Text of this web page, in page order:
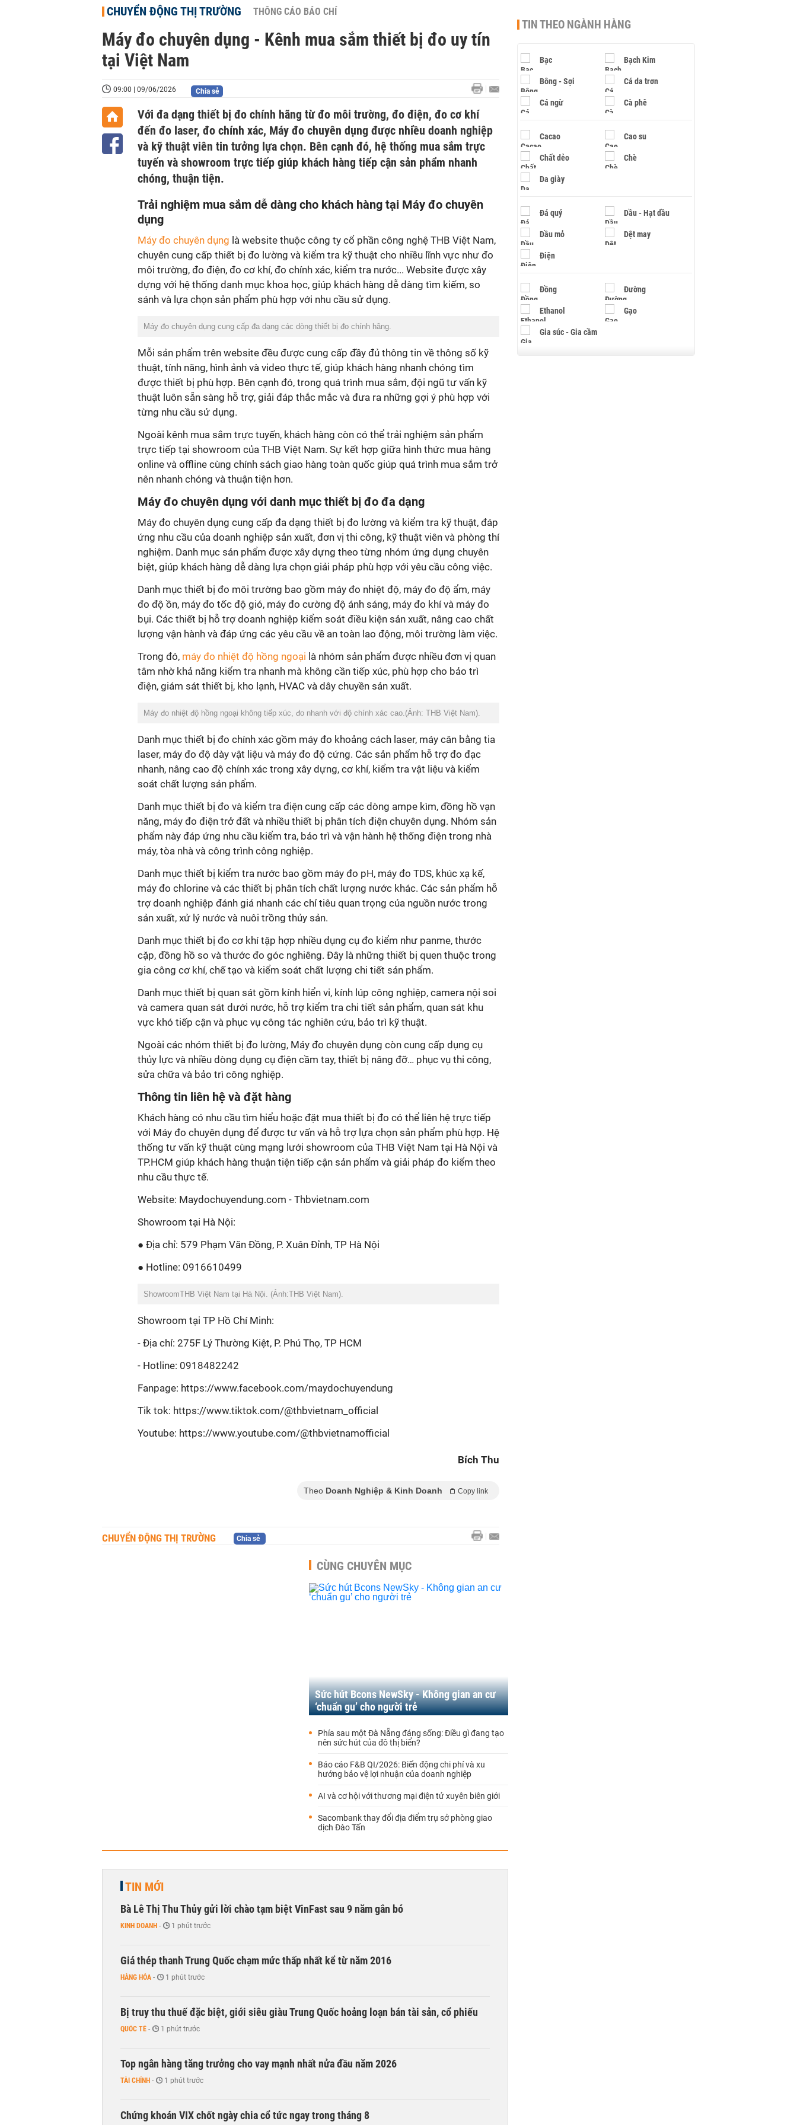
CHUYỂN ĐỘNG THỊ TRƯỜNG THÔNG CÁO BÁO CHÍ
Máy đo chuyên dụng - Kênh mua sắm thiết bị đo uy tín
tại Việt Nam
09:00 | 09/06/2026 Chia sẻ
Với đa dạng thiết bị đo chính hãng từ đo môi trường, đo điện, đo cơ khí
đến đo laser, đo chính xác, Máy đo chuyên dụng được nhiều doanh nghiệp
và kỹ thuật viên tin tưởng lựa chọn. Bên cạnh đó, hệ thống mua sắm trực
tuyến và showroom trực tiếp giúp khách hàng tiếp cận sản phẩm nhanh
chóng, thuận tiện.
Trải nghiệm mua sắm dễ dàng cho khách hàng tại Máy đo chuyên
dụng
Máy đo chuyên dụng là website thuộc công ty cổ phần công nghệ THB Việt Nam,
chuyên cung cấp thiết bị đo lường và kiểm tra kỹ thuật cho nhiều lĩnh vực như đo
môi trường, đo điện, đo cơ khí, đo chính xác, kiểm tra nước... Website được xây
dựng với hệ thống danh mục khoa học, giúp khách hàng dễ dàng tìm kiếm, so
sánh và lựa chọn sản phẩm phù hợp với nhu cầu sử dụng.
Máy đo chuyên dụng cung cấp đa dạng các dòng thiết bị đo chính hãng.
Mỗi sản phẩm trên website đều được cung cấp đầy đủ thông tin về thông số kỹ
thuật, tính năng, hình ảnh và video thực tế, giúp khách hàng nhanh chóng tìm
được thiết bị phù hợp. Bên cạnh đó, trong quá trình mua sắm, đội ngũ tư vấn kỹ
thuật luôn sẵn sàng hỗ trợ, giải đáp thắc mắc và đưa ra những gợi ý phù hợp với
từng nhu cầu sử dụng.
Ngoài kênh mua sắm trực tuyến, khách hàng còn có thể trải nghiệm sản phẩm
trực tiếp tại showroom của THB Việt Nam. Sự kết hợp giữa hình thức mua hàng
online và offline cùng chính sách giao hàng toàn quốc giúp quá trình mua sắm trở
nên nhanh chóng và thuận tiện hơn.
Máy đo chuyên dụng với danh mục thiết bị đo đa dạng
Máy đo chuyên dụng cung cấp đa dạng thiết bị đo lường và kiểm tra kỹ thuật, đáp
ứng nhu cầu của doanh nghiệp sản xuất, đơn vị thi công, kỹ thuật viên và phòng thí
nghiệm. Danh mục sản phẩm được xây dựng theo từng nhóm ứng dụng chuyên
biệt, giúp khách hàng dễ dàng lựa chọn giải pháp phù hợp với yêu cầu công việc.
Danh mục thiết bị đo môi trường bao gồm máy đo nhiệt độ, máy đo độ ẩm, máy
đo độ ồn, máy đo tốc độ gió, máy đo cường độ ánh sáng, máy đo khí và máy đo
bụi. Các thiết bị hỗ trợ doanh nghiệp kiểm soát điều kiện sản xuất, nâng cao chất
lượng vận hành và đáp ứng các yêu cầu về an toàn lao động, môi trường làm việc.
Trong đó, máy đo nhiệt độ hồng ngoại là nhóm sản phẩm được nhiều đơn vị quan
tâm nhờ khả năng kiểm tra nhanh mà không cần tiếp xúc, phù hợp cho bảo trì
điện, giám sát thiết bị, kho lạnh, HVAC và dây chuyền sản xuất.
Máy đo nhiệt độ hồng ngoại không tiếp xúc, đo nhanh với độ chính xác cao.(Ảnh: THB Việt Nam).
Danh mục thiết bị đo chính xác gồm máy đo khoảng cách laser, máy cân bằng tia
laser, máy đo độ dày vật liệu và máy đo độ cứng. Các sản phẩm hỗ trợ đo đạc
nhanh, nâng cao độ chính xác trong xây dựng, cơ khí, kiểm tra vật liệu và kiểm
soát chất lượng sản phẩm.
Danh mục thiết bị đo và kiểm tra điện cung cấp các dòng ampe kìm, đồng hồ vạn
năng, máy đo điện trở đất và nhiều thiết bị phân tích điện chuyên dụng. Nhóm sản
phẩm này đáp ứng nhu cầu kiểm tra, bảo trì và vận hành hệ thống điện trong nhà
máy, tòa nhà và công trình công nghiệp.
Danh mục thiết bị kiểm tra nước bao gồm máy đo pH, máy đo TDS, khúc xạ kế,
máy đo chlorine và các thiết bị phân tích chất lượng nước khác. Các sản phẩm hỗ
trợ doanh nghiệp đánh giá nhanh các chỉ tiêu quan trọng của nguồn nước trong
sản xuất, xử lý nước và nuôi trồng thủy sản.
Danh mục thiết bị đo cơ khítập hợp nhiều dụng cụ đo kiểm như panme, thước
cặp, đồng hồ so và thước đo góc nghiêng. Đây là những thiết bị quen thuộc trong
gia công cơ khí, chế tạo và kiểm soát chất lượng chi tiết sản phẩm.
Danh mục thiết bị quan sát gồm kính hiển vi, kính lúp công nghiệp, camera nội soi
và camera quan sát dưới nước, hỗ trợ kiểm tra chi tiết sản phẩm, quan sát khu
vực khó tiếp cận và phục vụ công tác nghiên cứu, bảo trì kỹ thuật.
Ngoài các nhóm thiết bị đo lường, Máy đo chuyên dụng còn cung cấp dụng cụ
thủy lực và nhiều dòng dụng cụ điện cầm tay, thiết bị nâng đỡ… phục vụ thi công,
sửa chữa và bảo trì công nghiệp.
Thông tin liên hệ và đặt hàng
Khách hàng có nhu cầu tìm hiểu hoặc đặt mua thiết bị đo có thể liên hệ trực tiếp
với Máy đo chuyên dụng để được tư vấn và hỗ trợ lựa chọn sản phẩm phù hợp. Hệ
thống tư vấn kỹ thuật cùng mạng lưới showroom của THB Việt Nam tại Hà Nội và
TP.HCM giúp khách hàng thuận tiện tiếp cận sản phẩm và giải pháp đo kiểm theo
nhu cầu thực tế.
Website: Maydochuyendung.com - Thbvietnam.com
Showroom tại Hà Nội:
● Địa chỉ: 579 Phạm Văn Đồng, P. Xuân Đỉnh, TP Hà Nội
● Hotline: 0916610499
ShowroomTHB Việt Nam tại Hà Nội. (Ảnh:THB Việt Nam).
Showroom tại TP Hồ Chí Minh:
- Địa chỉ: 275F Lý Thường Kiệt, P. Phú Thọ, TP HCM
- Hotline: 0918482242
Fanpage: https://www.facebook.com/maydochuyendung
Tik tok: https://www.tiktok.com/@thbvietnam_official
Youtube: https://www.youtube.com/@thbvietnamofficial
Bích Thu
Theo Doanh Nghiệp & Kinh Doanh Copy link
CHUYỂN ĐỘNG THỊ TRƯỜNG Chia sẻ
CÙNG CHUYÊN MỤC
Sức hút Bcons NewSky - Không gian an cư
‘chuẩn gu’ cho người trẻ
Phía sau một Đà Nẵng đáng sống: Điều gì đang tạo
nên sức hút của đô thị biển?
Báo cáo F&B QI/2026: Biến động chi phí và xu
hướng bảo vệ lợi nhuận của doanh nghiệp
AI và cơ hội với thương mại điện tử xuyên biên giới
Sacombank thay đổi địa điểm trụ sở phòng giao
dịch Đào Tấn
TIN MỚI
Bà Lê Thị Thu Thủy gửi lời chào tạm biệt VinFast sau 9 năm gắn bó
KINH DOANH - 1 phút trước
Giá thép thanh Trung Quốc chạm mức thấp nhất kể từ năm 2016
HÀNG HÓA - 1 phút trước
Bị truy thu thuế đặc biệt, giới siêu giàu Trung Quốc hoảng loạn bán tài sản, cổ phiếu
QUỐC TẾ - 1 phút trước
Top ngân hàng tăng trưởng cho vay mạnh nhất nửa đầu năm 2026
TÀI CHÍNH - 1 phút trước
Chứng khoán VIX chốt ngày chia cổ tức ngay trong tháng 8
TIN THEO NGÀNH HÀNG
Bạc Bạch Kim
Bông - Sợi Cá da trơn
Cá ngừ Cà phê
Cacao Cao su
Chất dẻo Chè
Da giày
Đá quý Dầu - Hạt dầu
Dầu mỏ Dệt may
Điện
Đồng Đường
Ethanol Gạo
Gia súc - Gia cầm